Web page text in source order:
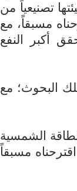
تصنيعياً من
مسبقاً، مع
أكبر النفع
البحوث؛ مع
الشمسية
مسبقاً